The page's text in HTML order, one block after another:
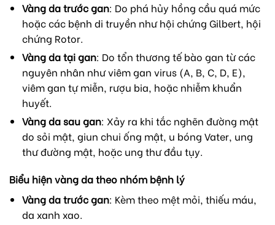
Vàng da trước gan: Do phá hủy hồng cầu quá mức
hoặc các bệnh di truyền như hội chứng Gilbert, hội
chứng Rotor.
Vàng da tại gan: Do tổn thương tế bào gan từ các
nguyên nhân như viêm gan virus (A, B, C, D, E),
viêm gan tự miễn, rượu bia, hoặc nhiễm khuẩn
huyết.
Vàng da sau gan: Xảy ra khi tắc nghẽn đường mật
do sỏi mật, giun chui ống mật, u bóng Vater, ung
thư đường mật, hoặc ung thư đầu tụy.
Biểu hiện vàng da theo nhóm bệnh lý
Vàng da trước gan: Kèm theo mệt mỏi, thiếu máu,
da xanh xao.